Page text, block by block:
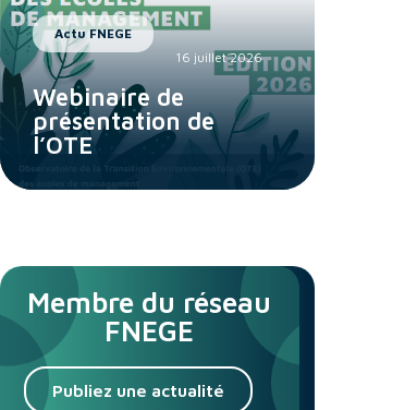
Actu FNEGE
16 juillet 2026
Webinaire de
présentation de
l’OTE
Membre du réseau
FNEGE
Publiez une actualité